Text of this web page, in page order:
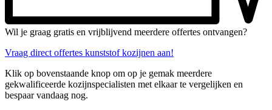
Wil je graag gratis en vrijblijvend meerdere offertes ontvangen?
Vraag direct offertes kunststof kozijnen aan!
Klik op bovenstaande knop om op je gemak meerdere
gekwalificeerde kozijnspecialisten met elkaar te vergelijken en
bespaar vandaag nog.